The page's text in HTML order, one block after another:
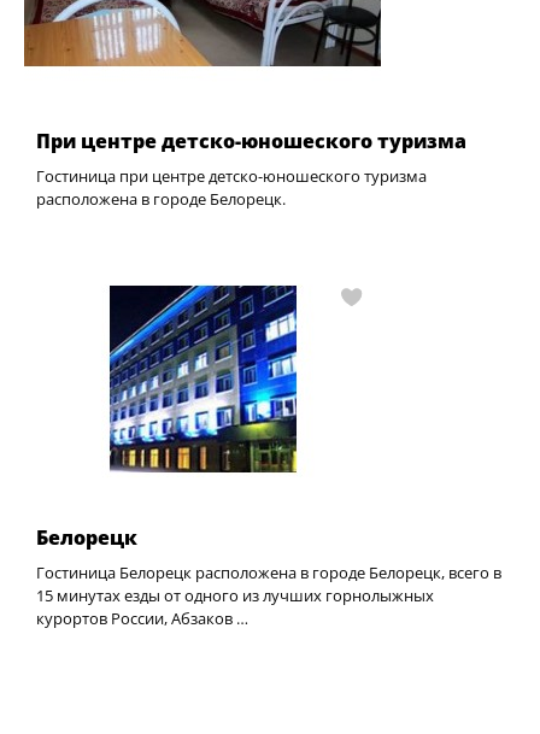
При центре детско-юношеского туризма
Гостиница при центре детско-юношеского туризма
расположена в городе Белорецк.
Белорецк
Гостиница Белорецк расположена в городе Белорецк, всего в
15 минутах езды от одного из лучших горнолыжных
курортов России, Абзаков …